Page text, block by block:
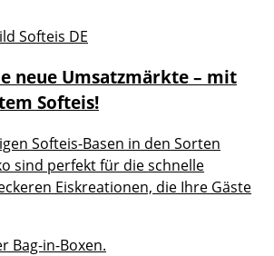
neue Umsatzmärkte – mit
Softeis!
Softeis-Basen in den Sorten
sind perfekt für die schnelle
Eiskreationen, die Ihre Gäste
Bag-in-Boxen.